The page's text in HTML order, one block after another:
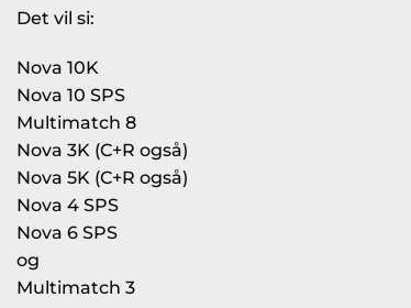
Det vil si:
Nova 10K
Nova 10 SPS
Multimatch 8
Nova 3K (C+R også)
Nova 5K (C+R også)
Nova 4 SPS
Nova 6 SPS
og
Multimatch 3